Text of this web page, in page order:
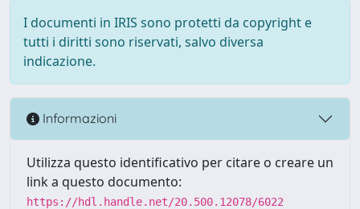
I documenti in IRIS sono protetti da copyright e
tutti i diritti sono riservati, salvo diversa
indicazione.
Informazioni
Utilizza questo identificativo per citare o creare un
link a questo documento:
https://hdl.handle.net/20.500.12078/6022